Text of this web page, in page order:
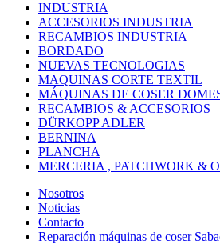
INDUSTRIA
ACCESORIOS INDUSTRIA
RECAMBIOS INDUSTRIA
BORDADO
NUEVAS TECNOLOGIAS
MAQUINAS CORTE TEXTIL
MÁQUINAS DE COSER
RECAMBIOS & ACCESORIOS
DÜRKOPP ADLER
BERNINA
PLANCHA
MERCERIA , PATCHWORK &
Nosotros
Noticias
Contacto
Reparación máquinas de coser